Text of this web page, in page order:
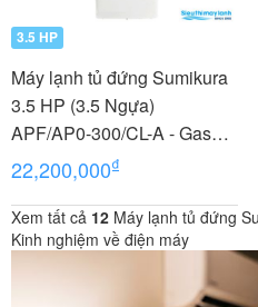
3.5 HP
Máy lạnh tủ đứng Sumikura
3.5 HP (3.5 Ngựa)
APF/AP0-300/CL-A - Gas
R410A
22,200,000₫
Xem tất cả 12 Máy lạnh tủ đứng
Kinh nghiệm về điện máy